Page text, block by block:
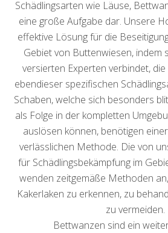
Schädlingsarten wie Läuse,
eine große Aufgabe dar. Unsere
effektive Lösung für die
Gebiet von Buttenwiesen, indem
versierten Experten verbindet,
ebendieser spezifischen
Schaben, welche sich besonders
als Folge in der kompletten
auslösen können, benötigen
verlässlichen Methode. Die von
für Schädlingsbekämpfung im
wenden zeitgemäße Methoden
Kakerlaken zu erkennen, zu
zu vermeiden.
Bettwanzen sind ein